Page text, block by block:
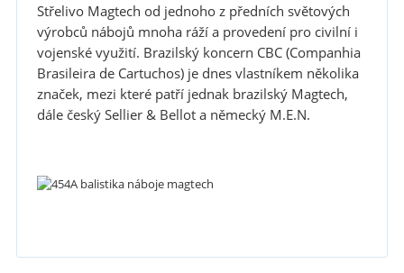
Střelivo Magtech od jednoho z předních světových
výrobců nábojů mnoha ráží a provedení pro civilní i
vojenské využití. Brazilský koncern CBC (Companhia
Brasileira de Cartuchos) je dnes vlastníkem několika
značek, mezi které patří jednak brazilský Magtech,
dále český Sellier & Bellot a německý M.E.N.